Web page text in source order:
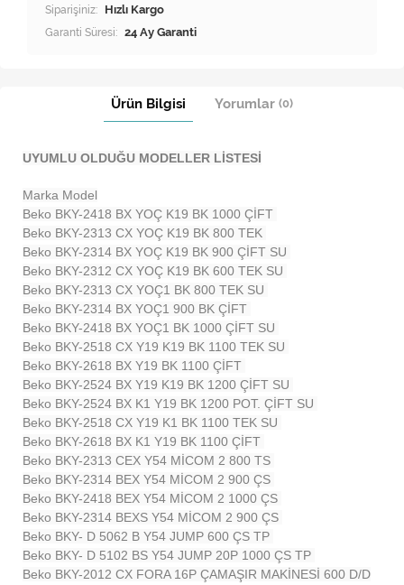
Siparişiniz: Hızlı Kargo
Garanti Süresi: 24 Ay Garanti
Ürün Bilgisi Yorumlar (0)
UYUMLU OLDUĞU MODELLER LİSTESİ
Marka Model
Beko BKY-2418 BX YOÇ K19 BK 1000 ÇİFT
Beko BKY-2313 CX YOÇ K19 BK 800 TEK
Beko BKY-2314 BX YOÇ K19 BK 900 ÇİFT SU
Beko BKY-2312 CX YOÇ K19 BK 600 TEK SU
Beko BKY-2313 CX YOÇ1 BK 800 TEK SU
Beko BKY-2314 BX YOÇ1 900 BK ÇİFT
Beko BKY-2418 BX YOÇ1 BK 1000 ÇİFT SU
Beko BKY-2518 CX Y19 K19 BK 1100 TEK SU
Beko BKY-2618 BX Y19 BK 1100 ÇİFT
Beko BKY-2524 BX Y19 K19 BK 1200 ÇİFT SU
Beko BKY-2524 BX K1 Y19 BK 1200 POT. ÇİFT SU
Beko BKY-2518 CX Y19 K1 BK 1100 TEK SU
Beko BKY-2618 BX K1 Y19 BK 1100 ÇİFT
Beko BKY-2313 CEX Y54 MİCOM 2 800 TS
Beko BKY-2314 BEX Y54 MİCOM 2 900 ÇS
Beko BKY-2418 BEX Y54 MİCOM 2 1000 ÇS
Beko BKY-2314 BEXS Y54 MİCOM 2 900 ÇS
Beko BKY- D 5062 B Y54 JUMP 600 ÇS TP
Beko BKY- D 5102 BS Y54 JUMP 20P 1000 ÇS TP
Beko BKY-2012 CX FORA 16P ÇAMAŞIR MAKİNESİ 600 D/D